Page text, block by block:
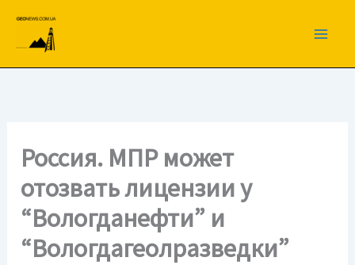
вмісту
Россия. МПР может
отозвать лицензии у
“Вологданефти” и
“Вологдагеолразведки”